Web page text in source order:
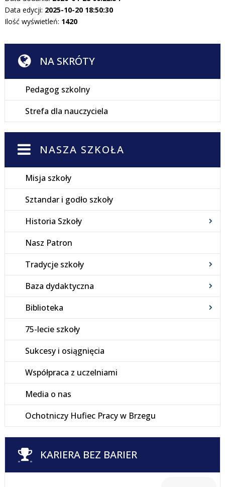
Data edycji: 2025-10-20 18:50:30
Ilość wyświetleń: 1420
NA SKRÓTY
Pedagog szkolny
Strefa dla nauczyciela
NASZA SZKOŁA
Misja szkoły
Sztandar i godło szkoły
Historia Szkoły
Nasz Patron
Tradycje szkoły
Baza dydaktyczna
Biblioteka
75-lecie szkoły
Sukcesy i osiągnięcia
Współpraca z uczelniami
Media o nas
Ochotniczy Hufiec Pracy w Brzegu
KARIERA BEZ BARIER